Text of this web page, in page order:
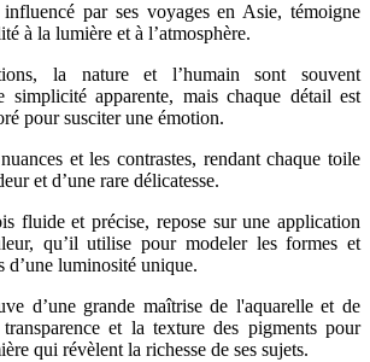
par ses voyages en Asie, témoigne
à la lumière et à l’atmosphère.
la nature et l’humain sont souvent
simplicité apparente, mais chaque détail est
pour susciter une émotion.
et les contrastes, rendant chaque toile
et d’une rare délicatesse.
fluide et précise, repose sur une application
qu’il utilise pour modeler les formes et
d’une luminosité unique.
d’une grande maîtrise de l'aquarelle et de
et la texture des pigments pour
qui révèlent la richesse de ses sujets.